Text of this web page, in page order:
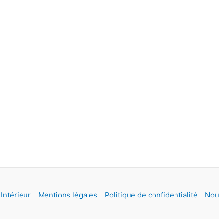
Mentions légales Politique de confidentialité